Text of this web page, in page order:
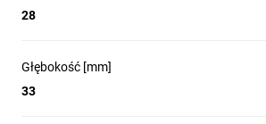
28
Głębokość [mm]
33